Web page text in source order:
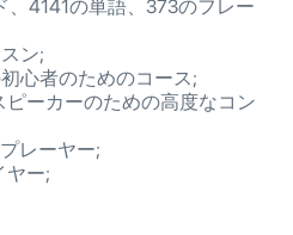
、4141の単語、373のフレー
ン;
心者のためのコース;
ピーカーのための高度なコン
レーヤー;
ヤー;